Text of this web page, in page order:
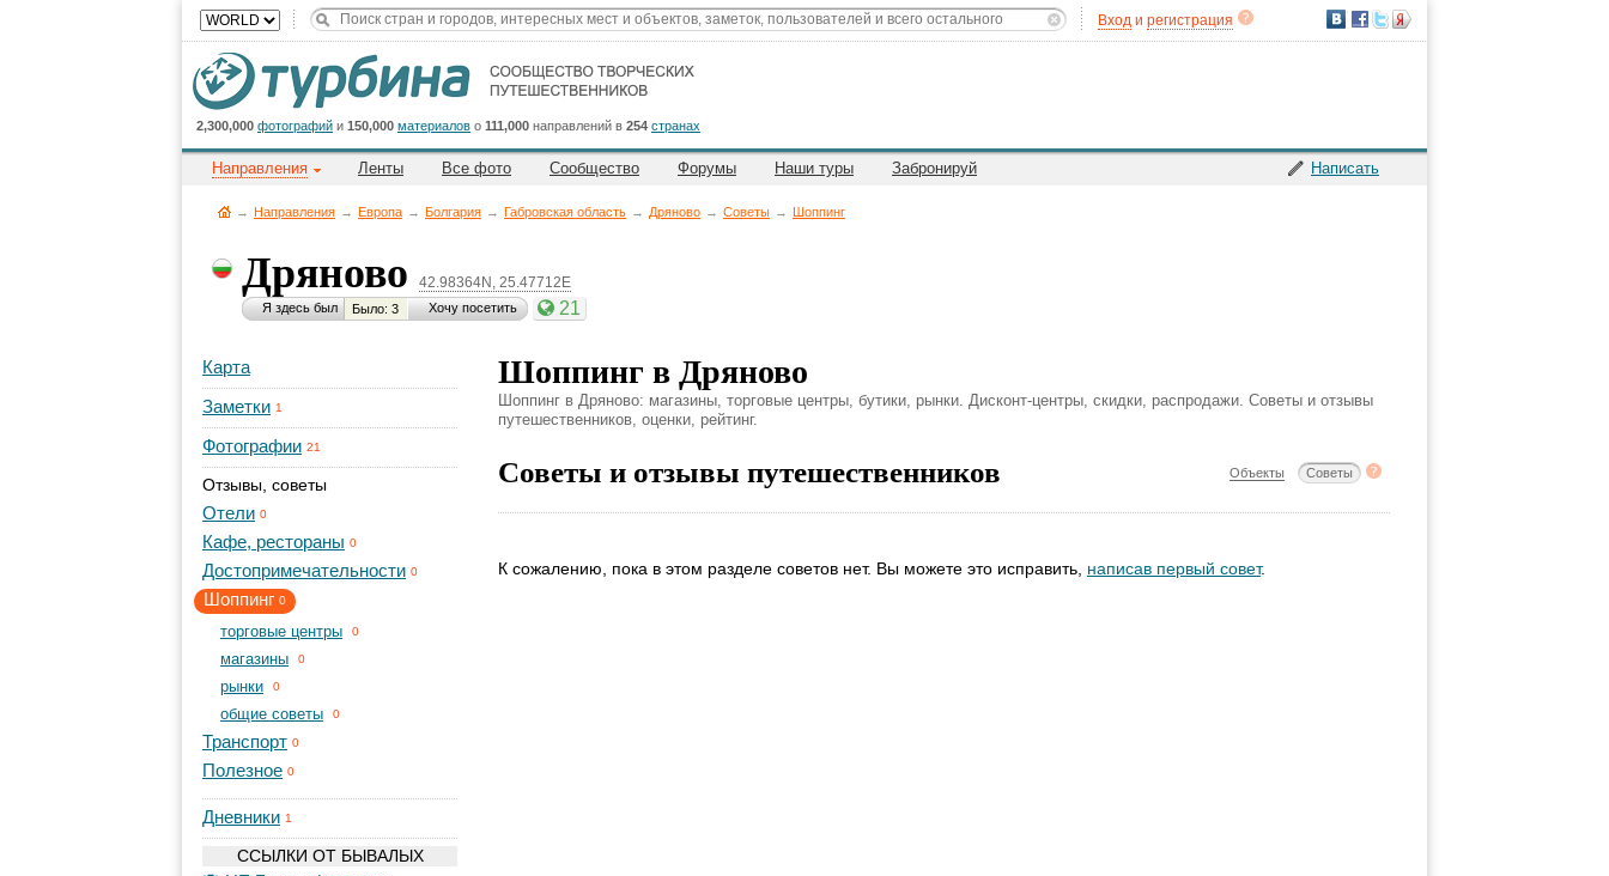
Вход и регистрация
2,300,000 фотографий и 150,000 материалов о 111,000 направлений в 254 странах
Написать
Направления Ленты Все фото Сообщество Форумы Наши туры Забронируй
→ Направления → Европа → Болгария → Габровская область → Дряново → Советы → Шоппинг
Дряново 42.98364N, 25.47712E
Я здесь был Было: 3 Хочу посетить 21
Карта
Заметки 1
Фотографии 21
Отзывы, советы
Отели 0
Кафе, рестораны 0
Достопримечательности 0
Шоппинг 0
торговые центры 0
магазины 0
рынки 0
общие советы 0
Транспорт 0
Полезное 0
Дневники 1
ССЫЛКИ ОТ БЫВАЛЫХ
Шоппинг в Дряново
Шоппинг в Дряново: магазины, торговые центры, бутики, рынки. Дисконт-центры, скидки, распродажи. Советы и отзывы
путешественников, оценки, рейтинг.
Советы и отзывы путешественников Объекты Советы
К сожалению, пока в этом разделе советов нет. Вы можете это исправить, написав первый совет.